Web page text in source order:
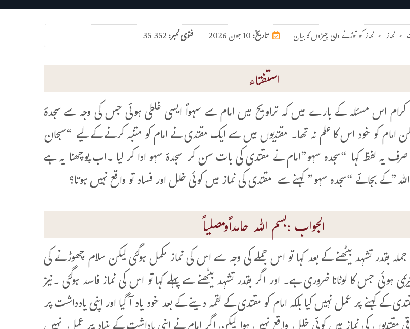
فتوی نمبر:35-352 تاریخ:10 جون 2026 > نماز > نماز کو توڑنے والی چیزوں کا بیان
استفتاء
کرام اس مسئلہ کے بارے میں کہ تراویح میں امام سے سہواً ایسی غلطی ہوئی جس کی وجہ سے سجدۂ
امام کو خود اس کا علم نہ تھا۔ مقتدیوں میں سے ایک مقتدی نے امام کو متنبہ کرنے کے لیے “سبحان
صرف یہ لفظ کہا “سجدہ سہو”امام نے مقتدی کی بات سن کر سجدۂ سہو ادا کر لیا ۔اب پوچھنا یہ ہے
بجائے “سجدہ سہو” کہنے سے مقتدی کی نماز میں کوئی خلل اور فساد تو واقع نہیں ہوتا؟
الجواب :بسم اللہ حامداًومصلیاً
بقدر تشہد بیٹھنے کے بعد کہا تو اس جملے کی وجہ سے اس کی نماز مکمل ہوگئی لیکن سلام چھوڑنے کی
ہوئی جس کا لوٹانا ضروری ہے۔ اور اگر بقدر تشہد بیٹھنے سے پہلے کہا تو اس کی نماز فاسد ہوگئی ۔نیز
کے کہنے پر عمل نہیں کیا بلکہ امام کو مقتدی کے لقمہ دینے کے بعد خود یاد آگیا اور اپنی یادداشت پر